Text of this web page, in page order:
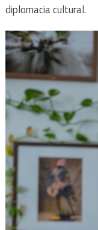
diplomacia cultural.